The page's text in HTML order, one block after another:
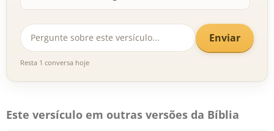
Enviar
Resta 1 conversa hoje
Este versículo em outras versões da Bíblia